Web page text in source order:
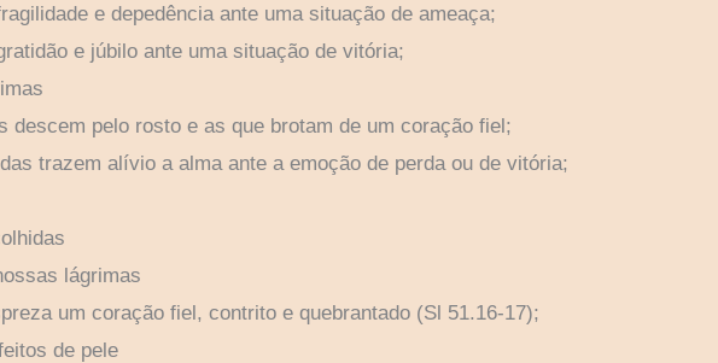
e depedência ante uma situação de ameaça;
e júbilo ante uma situação de vitória;
descem pelo rosto e as que brotam de um coração fiel;
trazem alívio a alma ante a emoção de perda ou de vitória;
lágrimas
um coração fiel, contrito e quebrantado (Sl 51.16-17);
de pele